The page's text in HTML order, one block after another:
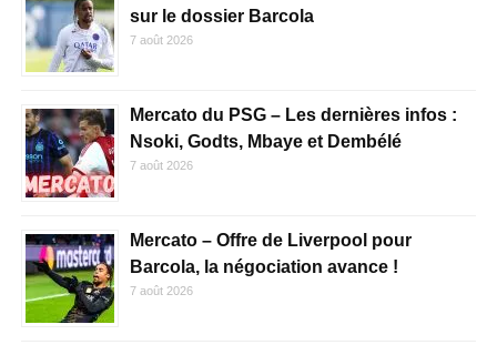
sur le dossier Barcola
7 août 2026
Mercato du PSG – Les dernières infos :
Nsoki, Godts, Mbaye et Dembélé
7 août 2026
Mercato – Offre de Liverpool pour
Barcola, la négociation avance !
7 août 2026